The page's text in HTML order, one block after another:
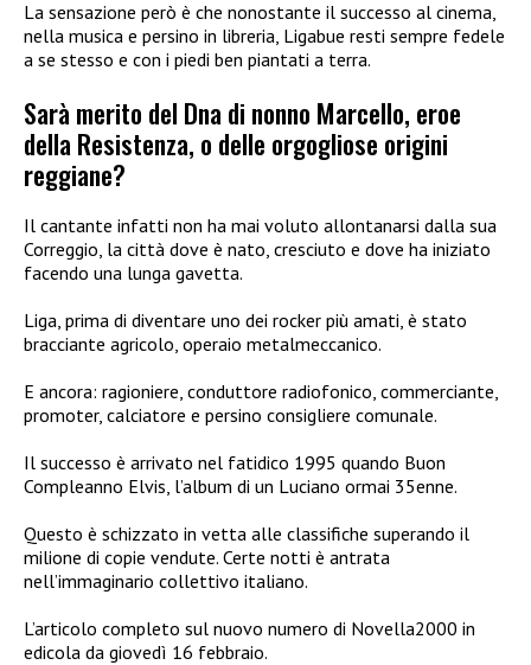
La sensazione però è che nonostante il successo al cinema,
nella musica e persino in libreria, Ligabue resti sempre fedele
a se stesso e con i piedi ben piantati a terra.
Sarà merito del Dna di nonno Marcello, eroe
della Resistenza, o delle orgogliose origini
reggiane?
Il cantante infatti non ha mai voluto allontanarsi dalla sua
Correggio, la città dove è nato, cresciuto e dove ha iniziato
facendo una lunga gavetta.
Liga, prima di diventare uno dei rocker più amati, è stato
bracciante agricolo, operaio metalmeccanico.
E ancora: ragioniere, conduttore radiofonico, commerciante,
promoter, calciatore e persino consigliere comunale.
Il successo è arrivato nel fatidico 1995 quando Buon
Compleanno Elvis, l’album di un Luciano ormai 35enne.
Questo è schizzato in vetta alle classifiche superando il
milione di copie vendute. Certe notti è antrata
nell’immaginario collettivo italiano.
L’articolo completo sul nuovo numero di Novella2000 in
edicola da giovedì 16 febbraio.